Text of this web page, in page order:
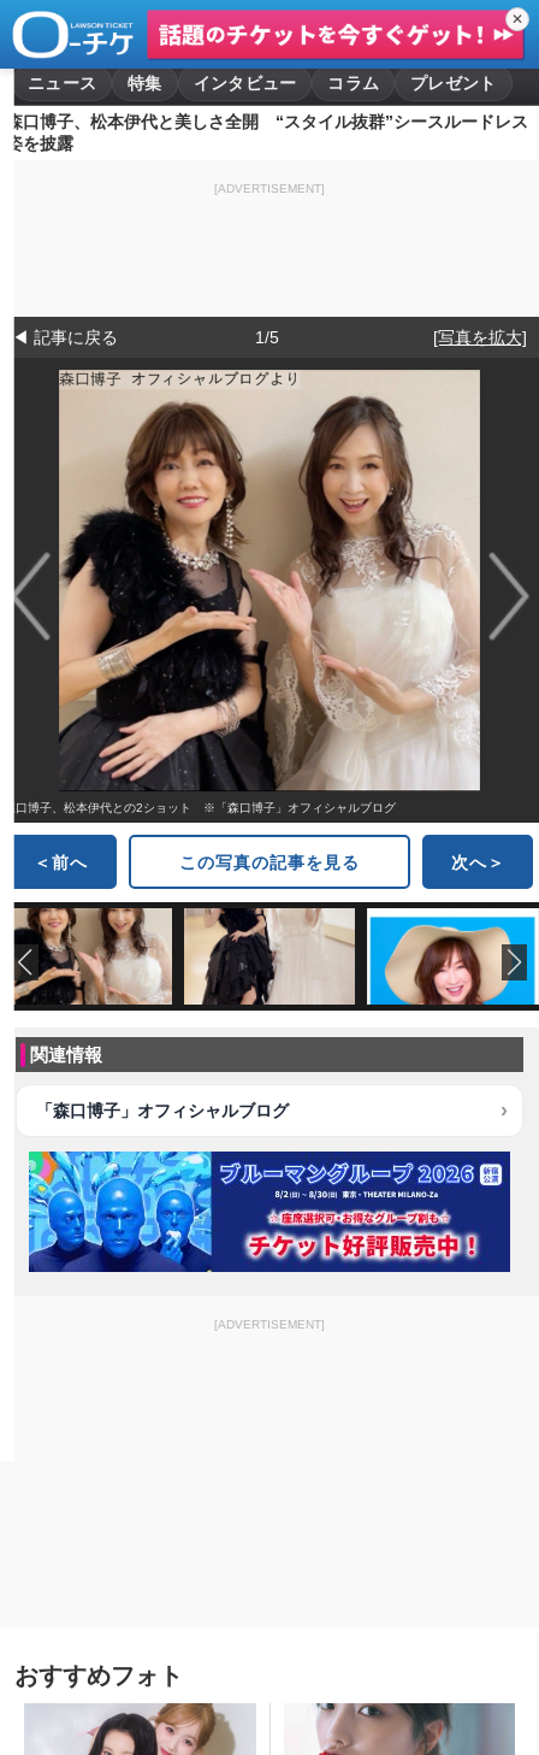
✕
ニュース 特集 インタビュー コラム
プレゼント
森口博子、松本伊代と美しさ全開 “スタイル抜群”シースルードレス
姿を披露
[ADVERTISEMENT]
◀ 記事に戻る 1/5 [写真を拡大]
森口博子、松本伊代との2ショット ※「森口博子」オフィシャルブログ
＜前へ この写真の記事を見る 次へ＞
関連情報
「森口博子」オフィシャルブログ
[ADVERTISEMENT]
おすすめフォト